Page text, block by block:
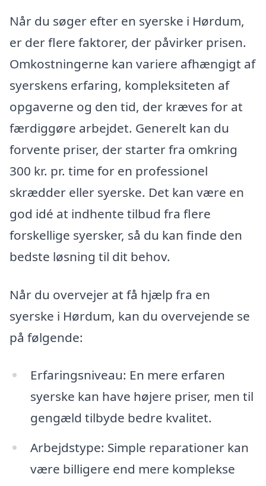
Når du søger efter en syerske i Hørdum,
er der flere faktorer, der påvirker prisen.
Omkostningerne kan variere afhængigt af
syerskens erfaring, kompleksiteten af
opgaverne og den tid, der kræves for at
færdiggøre arbejdet. Generelt kan du
forvente priser, der starter fra omkring
300 kr. pr. time for en professionel
skrædder eller syerske. Det kan være en
god idé at indhente tilbud fra flere
forskellige syersker, så du kan finde den
bedste løsning til dit behov.
Når du overvejer at få hjælp fra en
syerske i Hørdum, kan du overvejende se
på følgende:
Erfaringsniveau: En mere erfaren
syerske kan have højere priser, men til
gengæld tilbyde bedre kvalitet.
Arbejdstype: Simple reparationer kan
være billigere end mere komplekse